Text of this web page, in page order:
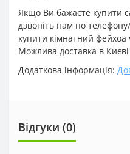
Якщо Ви бажаєте купити
дзвоніть нам по
купити кімнатний фейхоа
Можлива доставка в Києві
Додаткова інформація:
Відгуки (0)